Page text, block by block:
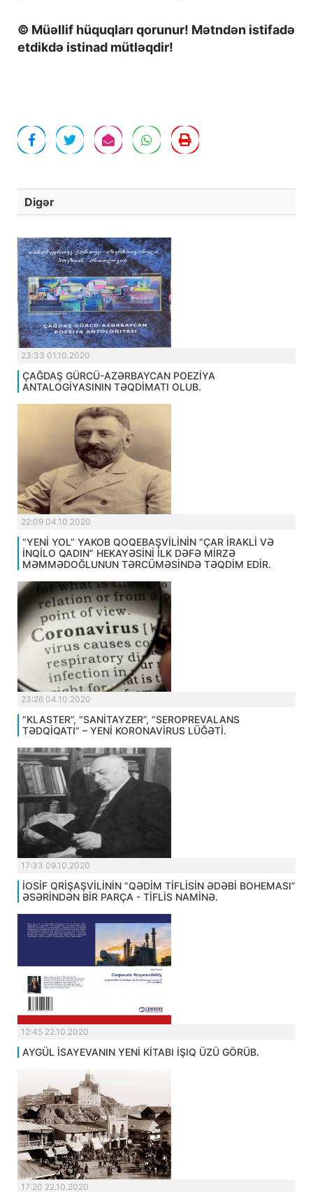
© Müəllif hüquqları qorunur! Mətndən istifadə
etdikdə istinad mütləqdir!
Digər
23:33 01.10.2020
ÇAĞDAŞ GÜRCÜ-AZƏRBAYCAN POEZİYA
ANTALOGİYASININ TƏQDİMATI OLUB.
22:09 04.10.2020
“YENİ YOL” YAKOB QOQEBAŞVİLİNİN “ÇAR İRAKLİ VƏ
İNQİLO QADIN” HEKAYƏSİNİ İLK DƏFƏ MİRZƏ
MƏMMƏDOĞLUNUN TƏRCÜMƏSİNDƏ TƏQDİM EDİR.
23:26 04.10.2020
“KLASTER”, “SANİTAYZER”, “SEROPREVALANS
TƏDQİQATI” – YENİ KORONAVİRUS LÜĞƏTİ.
17:33 09.10.2020
İOSİF QRİŞAŞVİLİNİN “QƏDİM TİFLİSİN ƏDƏBİ BOHEMASI”
ƏSƏRİNDƏN BİR PARÇA - TİFLİS NAMİNƏ.
12:45 22.10.2020
AYGÜL İSAYEVANIN YENİ KİTABI İŞIQ ÜZÜ GÖRÜB.
17:20 22.10.2020